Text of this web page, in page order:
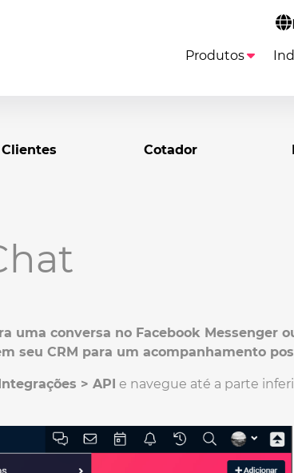
Produtos
Clientes Cotador
uma conversa no Facebook Messenger
seu CRM para um acompanhamento
> API e navegue até a parte